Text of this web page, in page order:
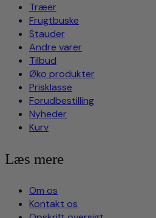
Træer
Frugtbuske
Stauder
Andre varer
Tilbud
Øko produkter
Prisklasse
Forudbestilling
Nyheder
Kurv
Læs mere
Om os
Kontakt os